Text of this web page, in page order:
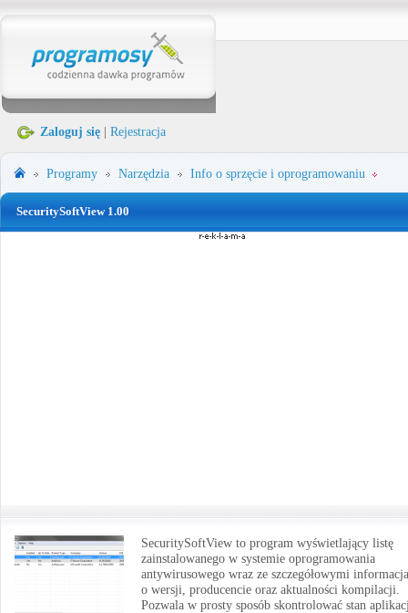
Zaloguj się Rejestracja
Programy Narzędzia Info o sprzęcie i oprogramowaniu
SecuritySoftView 1.00
SecuritySoftView to program wyświetlający listę
zainstalowanego w systemie oprogramowania
antywirusowego wraz ze szczegółowymi
o wersji, producencie oraz aktualności kompilacji.
Pozwala w prosty sposób skontrolować stan